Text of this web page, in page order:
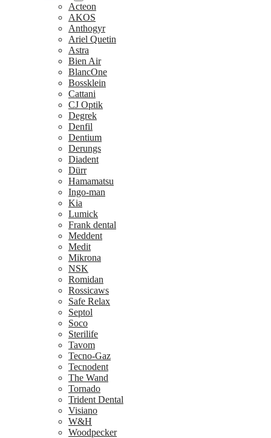
Acteon
AKOS
Anthogyr
Ariel Quetin
Astra
Bien Air
BlancOne
Bossklein
Cattani
CJ Optik
Degrek
Denfil
Dentium
Derungs
Diadent
Dürr
Hamamatsu
Ingo-man
Kia
Lumick
Frank dental
Meddent
Medit
Mikrona
NSK
Romidan
Rossicaws
Safe Relax
Septol
Soco
Sterilife
Tavom
Tecno-Gaz
Tecnodent
The Wand
Tornado
Trident Dental
Visiano
W&H
Woodpecker